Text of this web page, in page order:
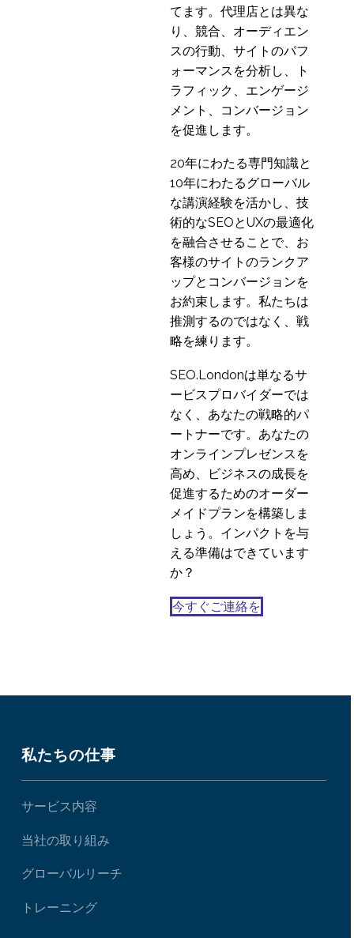
てます。代理店とは異な
り、競合、オーディエン
スの行動、サイトのパフ
ォーマンスを分析し、ト
ラフィック、エンゲージ
メント、コンバージョン
を促進します。
20年にわたる専門知識と
10年にわたるグローバル
な講演経験を活かし、技
術的なSEOとUXの最適化
を融合させることで、お
客様のサイトのランクア
ップとコンバージョンを
お約束します。私たちは
推測するのではなく、戦
略を練ります。
SEO.Londonは単なるサ
ービスプロバイダーでは
なく、あなたの戦略的パ
ートナーです。あなたの
オンラインプレゼンスを
高め、ビジネスの成長を
促進するためのオーダー
メイドプランを構築しま
しょう。インパクトを与
える準備はできています
か？
今すぐご連絡を
私たちの仕事
サービス内容
当社の取り組み
グローバルリーチ
トレーニング